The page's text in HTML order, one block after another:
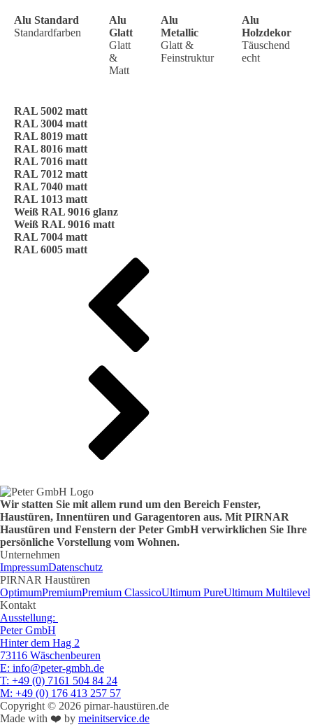
Alu Standard
Standardfarben
Alu
Glatt
Glatt
&
Matt
Alu
Metallic
Glatt &
Feinstruktur
Alu
Holzdekor
Täuschend
echt
RAL 5002 matt
RAL 3004 matt
RAL 8019 matt
RAL 8016 matt
RAL 7016 matt
RAL 7012 matt
RAL 7040 matt
RAL 1013 matt
Weiß RAL 9016 glanz
Weiß RAL 9016 matt
RAL 7004 matt
RAL 6005 matt
Wir statten Sie mit allem rund um den Bereich Fenster,
Haustüren, Innentüren und Garagentoren aus. Mit PIRNAR
Haustüren und Fenstern der Peter GmbH verwirklichen Sie Ihre
persönliche Vorstellung vom Wohnen.
Unternehmen
ImpressumDatenschutz
PIRNAR Haustüren
OptimumPremiumPremium ClassicoUltimum PureUltimum Multilevel
Kontakt
Ausstellung:
Peter GmbH
Hinter dem Hag 2
73116 Wäschenbeuren
E: info@peter-gmbh.de
T: +49 (0) 7161 504 84 24
M: +49 (0) 176 413 257 57
Copyright © 2026 pirnar-haustüren.de
Made with ❤️ by meinitservice.de